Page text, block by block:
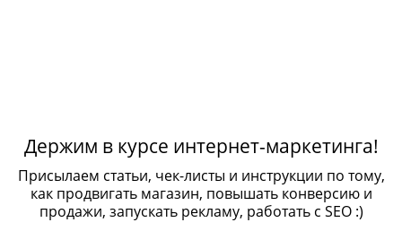
Держим в курсе интернет-маркетинга!
Присылаем статьи, чек-листы и инструкции по тому,
как продвигать магазин, повышать конверсию и
продажи, запускать рекламу, работать с SEO :)